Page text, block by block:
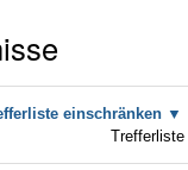
einschränken
Trefferliste